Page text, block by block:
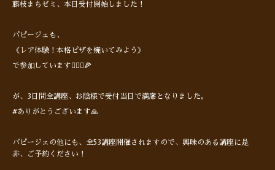
藤枝まちゼミ、本日受付開始しました！
パピージェも、
《レア体験！本格ピザを焼いてみよう》
で参加しています🙋🏻‍♂️🍕
が、3日間全講座、お陰様で受付当日で満席となりました。
#ありがとうございます🙏
パピージェの他にも、全53講座開催されますので、興味のある講座に是
非、ご予約ください！